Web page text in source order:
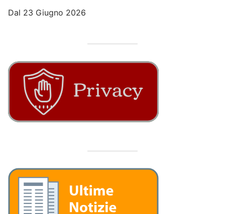
Dal 23 Giugno 2026